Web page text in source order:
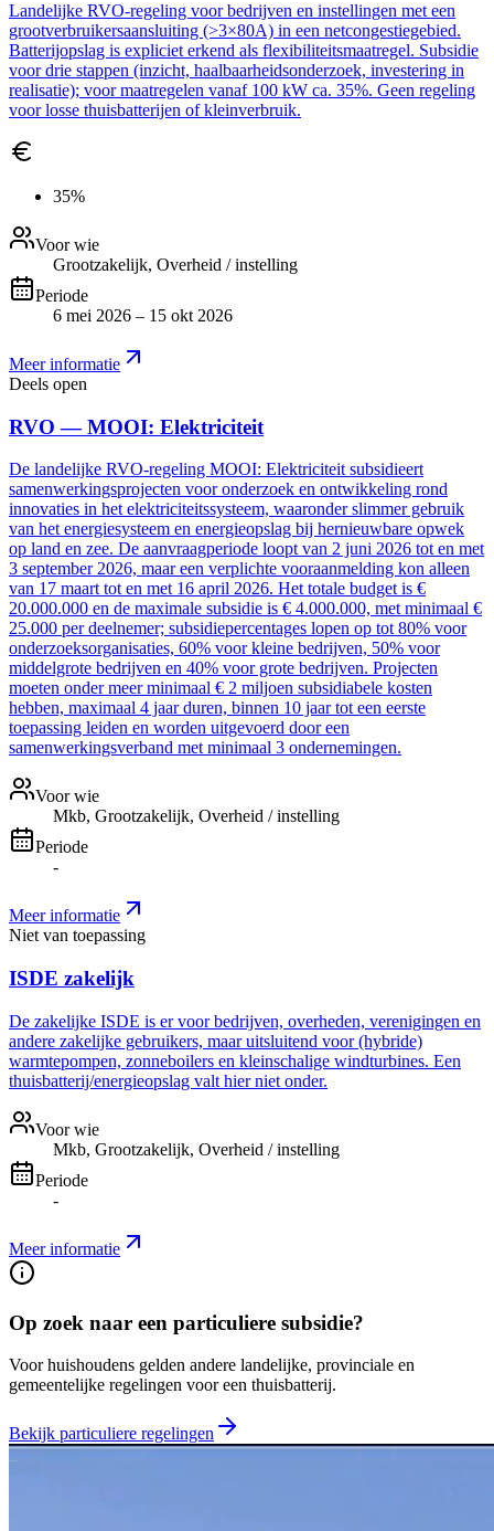
Landelijke RVO-regeling voor bedrijven en instellingen met een
grootverbruikersaansluiting (>3×80A) in een netcongestiegebied.
Batterijopslag is expliciet erkend als flexibiliteitsmaatregel. Subsidie
voor drie stappen (inzicht, haalbaarheidsonderzoek, investering in
realisatie); voor maatregelen vanaf 100 kW ca. 35%. Geen regeling
voor losse thuisbatterijen of kleinverbruik.
35%
Voor wie
Grootzakelijk, Overheid / instelling
Periode
6 mei 2026 – 15 okt 2026
Meer informatie
Deels open
RVO — MOOI: Elektriciteit
De landelijke RVO-regeling MOOI: Elektriciteit subsidieert
samenwerkingsprojecten voor onderzoek en ontwikkeling rond
innovaties in het elektriciteitssysteem, waaronder slimmer gebruik
van het energiesysteem en energieopslag bij hernieuwbare opwek
op land en zee. De aanvraagperiode loopt van 2 juni 2026 tot en met
3 september 2026, maar een verplichte vooraanmelding kon alleen
van 17 maart tot en met 16 april 2026. Het totale budget is €
20.000.000 en de maximale subsidie is € 4.000.000, met minimaal €
25.000 per deelnemer; subsidiepercentages lopen op tot 80% voor
onderzoeksorganisaties, 60% voor kleine bedrijven, 50% voor
middelgrote bedrijven en 40% voor grote bedrijven. Projecten
moeten onder meer minimaal € 2 miljoen subsidiabele kosten
hebben, maximaal 4 jaar duren, binnen 10 jaar tot een eerste
toepassing leiden en worden uitgevoerd door een
samenwerkingsverband met minimaal 3 ondernemingen.
Voor wie
Mkb, Grootzakelijk, Overheid / instelling
Periode
-
Meer informatie
Niet van toepassing
ISDE zakelijk
De zakelijke ISDE is er voor bedrijven, overheden, verenigingen en
andere zakelijke gebruikers, maar uitsluitend voor (hybride)
warmtepompen, zonneboilers en kleinschalige windturbines. Een
thuisbatterij/energieopslag valt hier niet onder.
Voor wie
Mkb, Grootzakelijk, Overheid / instelling
Periode
-
Meer informatie
Op zoek naar een particuliere subsidie?
Voor huishoudens gelden andere landelijke, provinciale en
gemeentelijke regelingen voor een thuisbatterij.
Bekijk particuliere regelingen